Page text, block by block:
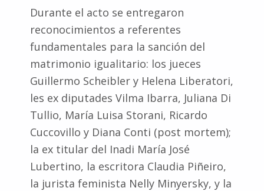
Durante el acto se entregaron
reconocimientos a referentes
fundamentales para la sanción del
matrimonio igualitario: los jueces
Guillermo Scheibler y Helena Liberatori,
les ex diputades Vilma Ibarra, Juliana Di
Tullio, María Luisa Storani, Ricardo
Cuccovillo y Diana Conti (post mortem);
la ex titular del Inadi María José
Lubertino, la escritora Claudia Piñeiro,
la jurista feminista Nelly Minyersky, y la